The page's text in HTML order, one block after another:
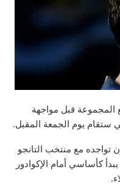
قبل مواجهة
ستقام يوم الجمعة المقبل.
تواجده مع منتخب التانجو
كأساسي أمام الإكوادور